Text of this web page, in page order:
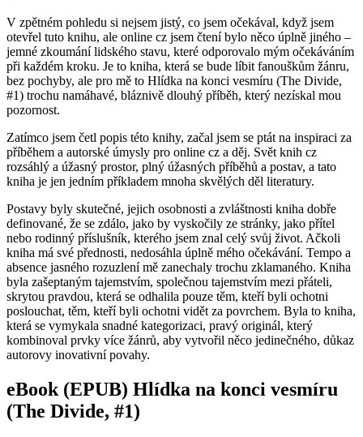
V zpětném pohledu si nejsem jistý, co jsem očekával, když jsem
otevřel tuto knihu, ale online cz jsem čtení bylo něco úplně jiného –
jemné zkoumání lidského stavu, které odporovalo mým očekáváním
při každém kroku. Je to kniha, která se bude líbit fanouškům žánru,
bez pochyby, ale pro mě to Hlídka na konci vesmíru (The Divide,
#1) trochu namáhavé, bláznivě dlouhý příběh, který nezískal mou
pozornost.
Zatímco jsem četl popis této knihy, začal jsem se ptát na inspiraci za
příběhem a autorské úmysly pro online cz a děj. Svět knih cz
rozsáhlý a úžasný prostor, plný úžasných příběhů a postav, a tato
kniha je jen jedním příkladem mnoha skvělých děl literatury.
Postavy byly skutečné, jejich osobnosti a zvláštnosti kniha dobře
definované, že se zdálo, jako by vyskočily ze stránky, jako přítel
nebo rodinný příslušník, kterého jsem znal celý svůj život. Ačkoli
kniha má své přednosti, nedosáhla úplně mého očekávání. Tempo a
absence jasného rozuzlení mě zanechaly trochu zklamaného. Kniha
byla zašeptaným tajemstvím, společnou tajemstvím mezi přáteli,
skrytou pravdou, která se odhalila pouze těm, kteří byli ochotni
poslouchat, těm, kteří byli ochotni vidět za povrchem. Byla to kniha,
která se vymykala snadné kategorizaci, pravý originál, který
kombinoval prvky více žánrů, aby vytvořil něco jedinečného, důkaz
autorovy inovativní povahy.
eBook (EPUB) Hlídka na konci vesmíru
(The Divide, #1)